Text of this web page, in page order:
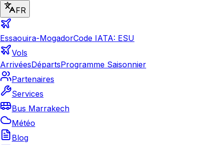
FR
Essaouira-MogadorCode IATA: ESU
Vols
ArrivéesDépartsProgramme Saisonnier
Partenaires
Services
Bus Marrakech
Météo
Blog